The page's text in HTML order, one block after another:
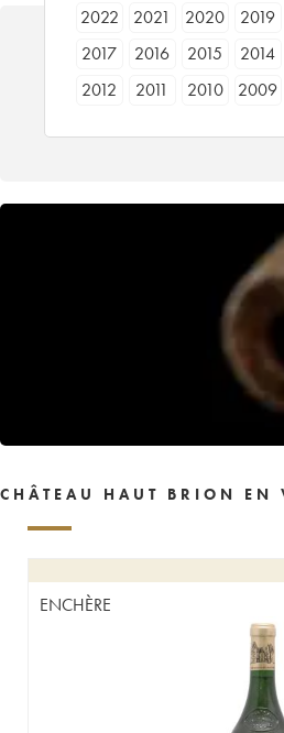
2022 2021 2020 2019
2017
2016 2015 2014
2012
2011 2010 2009
1997
1996 1995 1994
1988
1983
1978
1961
1953
1945
1943 1936 1934
CHÂTEAU HAUT BRION EN
ENCHÈRE